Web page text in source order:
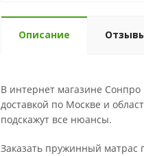
Описание
В интернет магазине
доставкой по Москве и
подскажут все нюансы.
Заказать пружинный матрас